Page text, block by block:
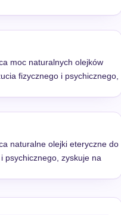
moc naturalnych olejków
fizycznego i psychicznego,
naturalne olejki eteryczne do
psychicznego, zyskuje na